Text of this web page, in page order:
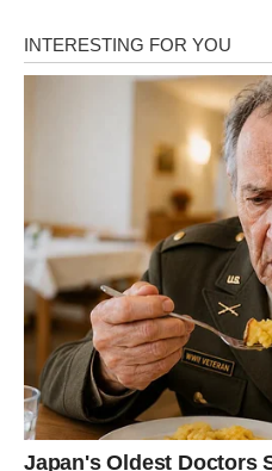
posebno prilagođena da ispuni
njihovog razvoja.
Biljke koje su snabdevene
sposobne su da uspostave
svoju otpornost na bolesti i
stope rasta. Ova kaša bogata
idealan balans esencijalnih
apsorpciju vode i promovišući
Koje prednosti nudi ova fuga?
pružiti razne prednosti za vašu
prinos, već je i jednostavan i
očigledni za samo nekoliko